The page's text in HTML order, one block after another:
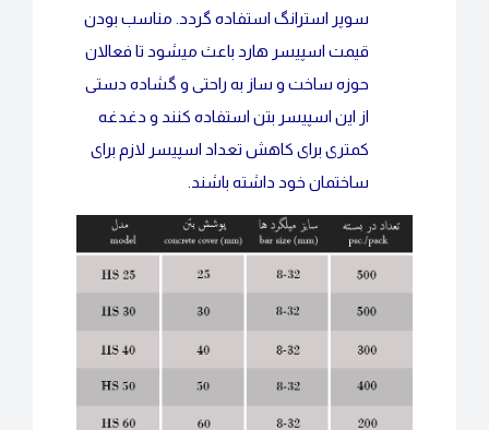
سوپر استرانگ استفاده گردد. مناسب بودن
قیمت اسپیسر هارد باعث میشود تا فعالان
حوزه ساخت و ساز به راحتی و گشاده دستی
از این اسپیسر بتن استفاده کنند و دغدغه
کمتری برای کاهش تعداد اسپیسر لازم برای
ساختمان خود داشته باشند.